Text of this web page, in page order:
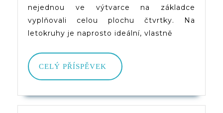
nejednou ve výtvarce na základce
vyplňovali celou plochu čtvrtky. Na
letokruhy je naprosto ideální, vlastně
CELÝ PŘÍSPĚVEK
CELÝ
PŘÍSPĚVEK